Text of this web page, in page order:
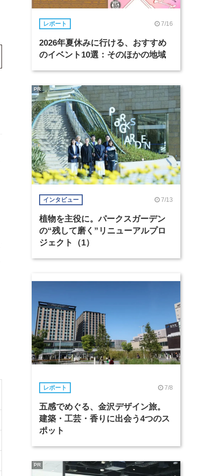
レポート 7/16
2026年夏休みに行ける、おすすめ
のイベント10選：そのほかの地域
インタビュー 7/13
植物を主役に。パークスガーデン
の“残して磨く”リニューアルプロ
ジェクト（1）
PR
レポート 7/8
五感でめぐる、金沢デザイン旅。
建築・工芸・香りに出会う4つのス
ポット
PR